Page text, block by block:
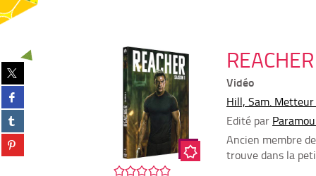
Partager
sur
twitter
(Nouvelle
fenêtre)
Partager
sur
facebook
(Nouvelle
fenêtre)
Partager
sur
tumblr
(Nouvelle
Partager
sur
/5
Vidéo
Hill, Sam.
Edité par
Ancien membre
trouve dans la